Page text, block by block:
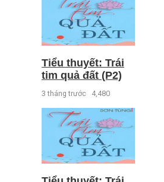
Tiểu thuyết: Trái
tim quả đất (P2)
3 tháng trước 4,480